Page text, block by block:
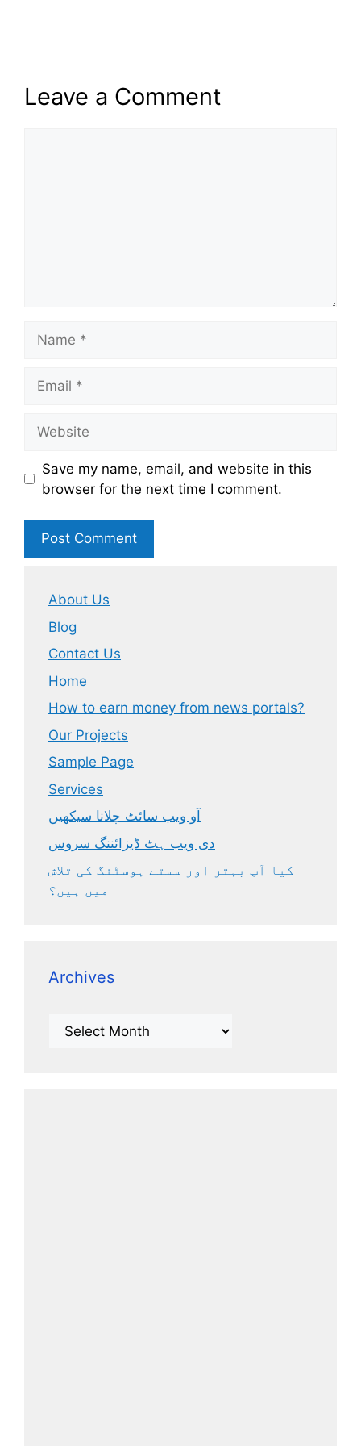
Leave a Comment
Save my name, email, and website in this
browser for the next time I comment.
About Us
Blog
Contact Us
Home
How to earn money from news portals?
Our Projects
Sample Page
Services
آو ویب سائٹ چلانا سیکھیں
دی ویب ہٹ ڈیزائننگ سروس
کیا آپ بہتر اور سستے ہوسٹنگ کی تلاش
میں ہیں؟
Archives
Archives